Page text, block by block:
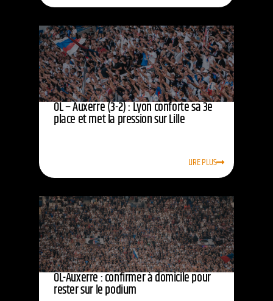
OL – Auxerre (3-2) : Lyon conforte sa 3e
place et met la pression sur Lille
LIRE PLUS
OL-Auxerre : confirmer à domicile pour
rester sur le podium